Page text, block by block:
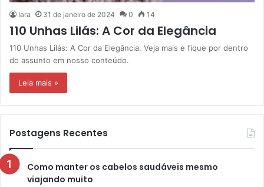
Iara 31 de janeiro de 2024 0 14
110 Unhas Lilás: A Cor da Elegância
110 Unhas Lilás: A Cor da Elegância. Veja mais e fique por dentro
do assunto em nosso conteúdo.
Leia mais »
Postagens Recentes
Como manter os cabelos saudáveis mesmo
viajando muito